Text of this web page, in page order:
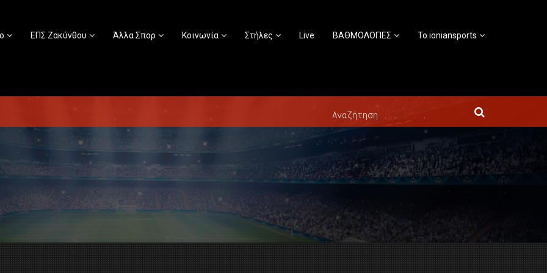
ΕΠΣ Ζακύνθου Άλλα Σπορ Κοινωνία Στήλες Live ΒΑΘΜΟΛΟΓΙΕΣ Το ioniansports